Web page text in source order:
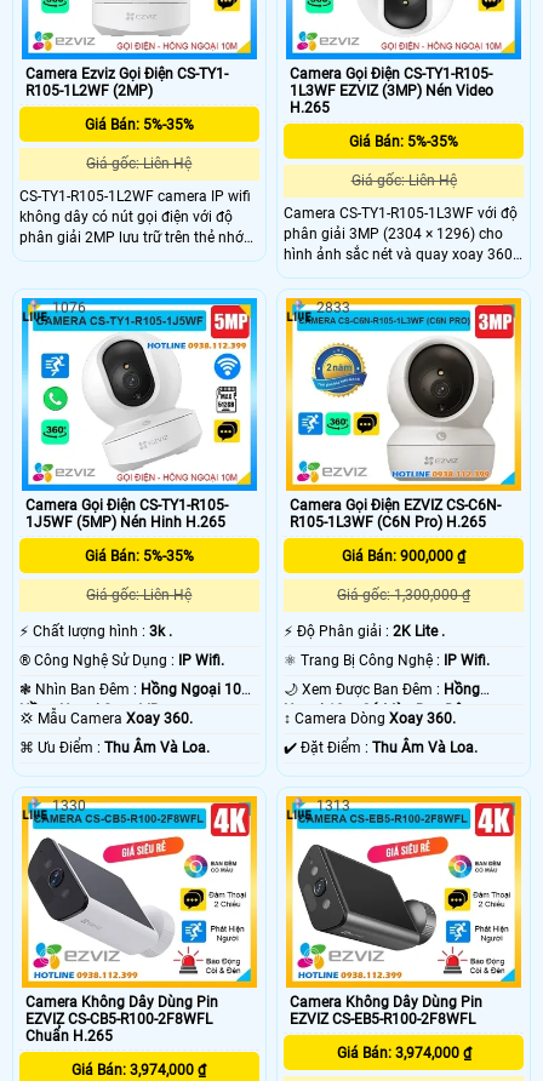
Camera Ezviz Gọi Điện CS-TY1-
R105-1L2WF (2MP)
Giá Bán: 5%-35%
Giá gốc: Liên Hệ
CS-TY1-R105-1L2WF camera IP wifi
không dây có nút gọi điện với độ
phân giải 2MP lưu trữ trên thẻ nhớ
512GB chip xử lý CMOS cho hình
10m hỗ trợ chức năng tự động theo
dõi người xâm nhập Phát hiện hình
dạng con người thông minh tích
hợp mic và loa dễ dàng đàm thoại
được 2 chiều giá rẻ phù hợp lắp đặt
trong nhà.
Camera Gọi Điện CS-TY1-R105-
1L3WF EZVIZ (3MP) Nén Video
H.265
Giá Bán: 5%-35%
Giá gốc: Liên Hệ
Camera CS-TY1-R105-1L3WF với độ
phân giải 3MP (2304 × 1296) cho
hình ảnh sắc nét và quay xoay 360
độ, bao quát toàn bộ không gian.
Công nghệ nén H.265 giúp tiết kiệm
băng thông, tích hợp AI phát hiện và
theo dõi chuyển động thông minh.
Ngoài ra, camera hỗ trợ thẻ nhớ lên
đến 512GB, đàm thoại hai chiều với
micro và loa tích hợp, cùng hồng
ngoại 10m giúp quan sát rõ ràng cả
trong đêm.
Camera Gọi Điện CS-TY1-R105-
1J5WF (5MP) Nén Hinh H.265
Giá Bán: 5%-35%
Giá gốc: Liên Hệ
️⚡ Chất lượng hình : 3k .
®️ Công Nghệ Sử Dụng : IP Wifi.
❃ Nhìn Ban Đêm : Hồng Ngoại 10m
Hồng Ngoại Smart IR.
💢 Mẫu Camera Xoay 360.
️⌘ Ưu Điểm : Thu Âm Và Loa.
1076
Camera Gọi Điện EZVIZ CS-C6N-
R105-1L3WF (C6N Pro) H.265
Giá Bán: 900,000 ₫
Giá gốc: 1,300,000 ₫
️⚡ Độ Phân giải :2K Lite .
⚛️ Trang Bị Công Nghệ : IP Wifi.
🌙 Xem Được Ban Đêm : Hồng
Ngoại 10m Có Màu Ban Ðêm.
↕️ Camera DòngXoay 360.
️✔️ Đặt Điểm :Thu Âm Và Loa.
2833
Camera Không Dây Dùng Pin
EZVIZ CS-CB5-R100-2F8WFL
Chuẩn H.265
Giá Bán: 3,974,000 ₫
1330
Camera Không Dây Dùng Pin
EZVIZ CS-EB5-R100-2F8WFL
Giá Bán: 3,974,000 ₫
1313